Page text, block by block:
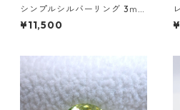
シンプルシルバーリング 3ｍｍ
9号/11号
¥11,500